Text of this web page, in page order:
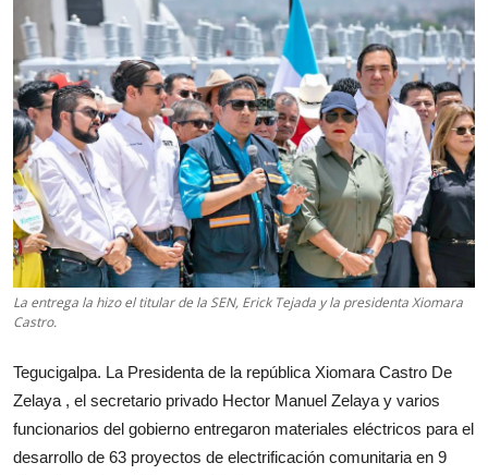
La entrega la hizo el titular de la SEN, Erick Tejada y la presidenta Xiomara
Castro.
Tegucigalpa. La Presidenta de la república Xiomara Castro De
Zelaya , el secretario privado Hector Manuel Zelaya y varios
funcionarios del gobierno entregaron materiales eléctricos para el
desarrollo de 63 proyectos de electrificación comunitaria en 9